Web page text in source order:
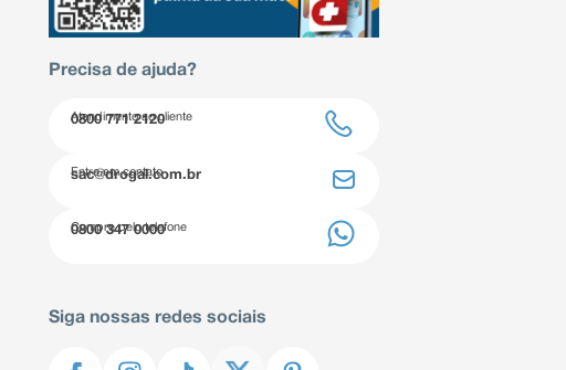
Precisa de ajuda?
Atendimento ao cliente
0800 771 2120
Entre em contato
sac@drogal.com.br
Compre pelo telefone
0800 347 0000
Siga nossas redes sociais